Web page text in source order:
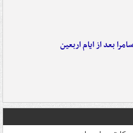
بعد از ایام اربعین